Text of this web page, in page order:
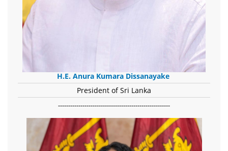
H.E. Anura Kumara Dissanayake
President of Sri Lanka
-------------------------------------------------------